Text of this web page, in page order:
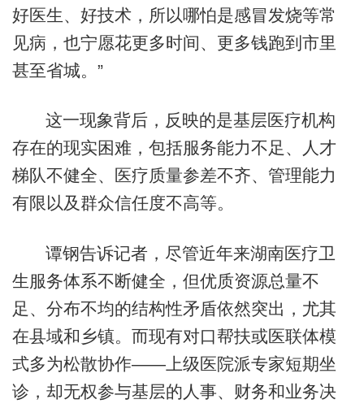
好医生、好技术，所以哪怕是感冒发烧等常
见病，也宁愿花更多时间、更多钱跑到市里
甚至省城。”
这一现象背后，反映的是基层医疗机构
存在的现实困难，包括服务能力不足、人才
梯队不健全、医疗质量参差不齐、管理能力
有限以及群众信任度不高等。
谭钢告诉记者，尽管近年来湖南医疗卫
生服务体系不断健全，但优质资源总量不
足、分布不均的结构性矛盾依然突出，尤其
在县域和乡镇。而现有对口帮扶或医联体模
式多为松散协作——上级医院派专家短期坐
诊，却无权参与基层的人事、财务和业务决